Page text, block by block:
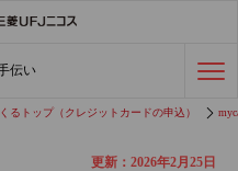
伝い
るトップ（クレジットカードの申込）
更新：2026年2月25日